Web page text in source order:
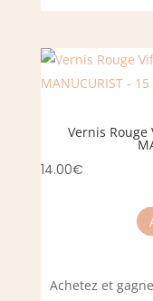
Vernis Rouge
14.00€
Achetez et